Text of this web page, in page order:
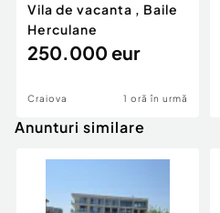
Vila de vacanta , Baile
Herculane
250.000 eur
Craiova 1 oră în urmă
Anunturi similare